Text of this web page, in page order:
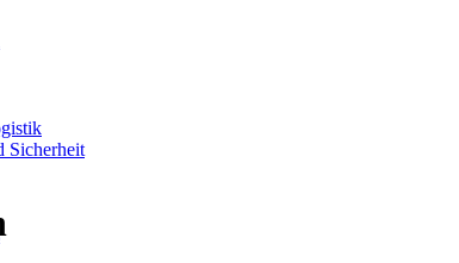
Sicherheit